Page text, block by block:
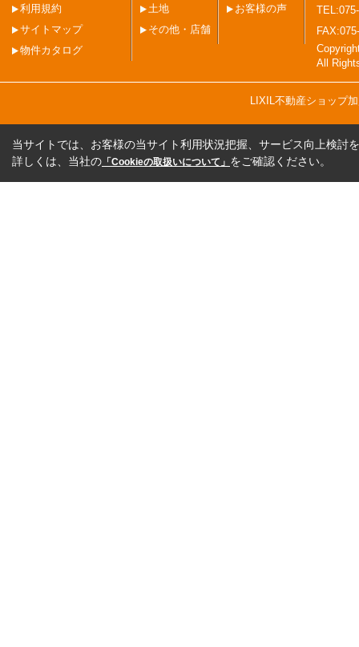
利用規約
サイトマップ
物件カタログ
土地
その他・店舗
お客様の声
All
LIXIL不動産ショップ
当サイトでは、お客様の当サイト利用状況把握、サービス向上検討
詳しくは、当社の 「Cookieの取扱いについて」 をご確認ください。